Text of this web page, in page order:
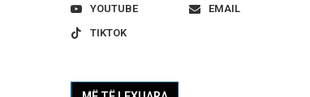
YOUTUBE
EMAIL
TIKTOK